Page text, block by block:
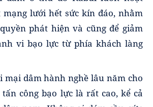
mạng lưới hết sức kín đáo, nhằm
phát hiện và cũng để giảm
vi bạo lực từ phía khách làng
mại dâm hành nghề lâu năm cho
công bạo lực là rất cao, kể cả